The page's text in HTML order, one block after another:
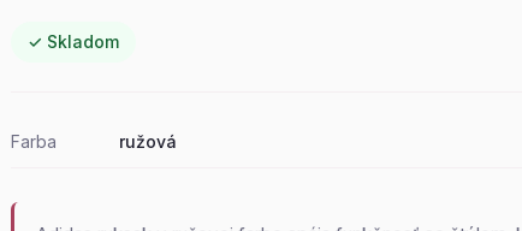
✓ Skladom
Farba ružová